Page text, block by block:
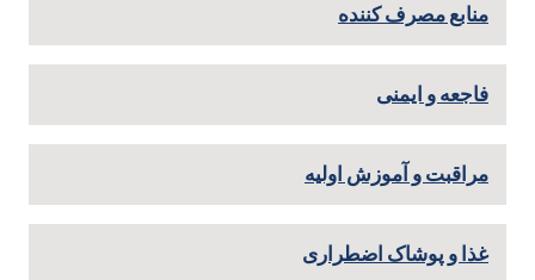
منابع مصرف کننده
فاجعه و ایمنی
مراقبت و آموزش اولیه
غذا و پوشاک اضطراری